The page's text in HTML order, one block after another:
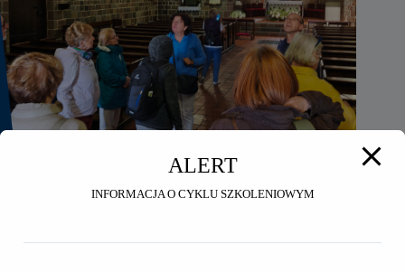
ALERT
INFORMACJA O CYKLU SZKOLENIOWYM